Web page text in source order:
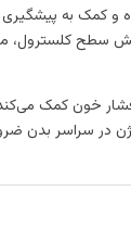
و کمک به پیشگیری
سطح
فشار خون کمک
در سراسر بدن